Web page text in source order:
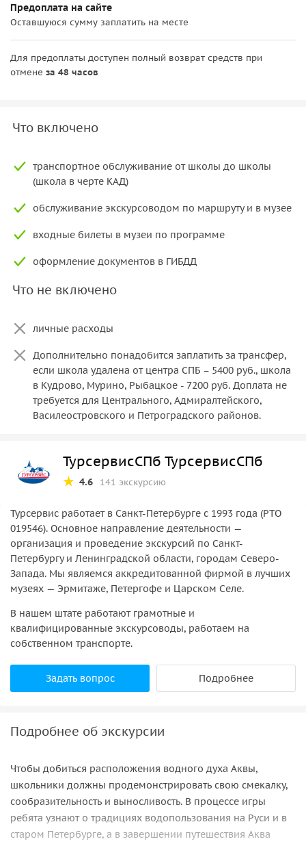
Предоплата на сайте
Оставшуюся сумму заплатить на месте
Для предоплаты доступен полный возврат средств при
отмене за 48 часов
Что включено
транспортное обслуживание от школы до школы
(школа в черте КАД)
обслуживание экскурсоводом по маршруту и в музее
входные билеты в музеи по программе
оформление документов в ГИБДД
Что не включено
личные расходы
Дополнительно понадобится заплатить за трансфер,
если школа удалена от центра СПБ – 5400 руб., школа
в Кудрово, Мурино, Рыбацкое - 7200 руб. Доплата не
требуется для Центрального, Адмиралтейского,
Василеостровского и Петроградского районов.
ТурсервисСПб ТурсервисСПб
4.6 141 экскурсию
Турсервис работает в Санкт-Петербурге с 1993 года (РТО
019546). Основное направление деятельности —
организация и проведение экскурсий по Санкт-
Петербургу и Ленинградской области, городам Северо-
Запада. Мы являемся аккредитованной фирмой в лучших
музеях — Эрмитаже, Петергофе и Царском Селе.
В нашем штате работают грамотные и
квалифицированные экскурсоводы, работаем на
собственном транспорте.
Задать вопрос Подробнее
Подробнее об экскурсии
Чтобы добиться расположения водного духа Аквы,
школьники должны продемонстрировать свою смекалку,
сообразительность и выносливость. В процессе игры
ребята узнают о традициях водопользования на Руси и в
старом Петербурге, а в завершении путешествия Аква